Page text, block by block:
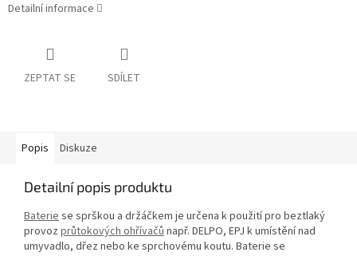
Detailní informace
ZEPTAT SE SDÍLET
Popis Diskuze
Detailní popis produktu
Bateriese sprškou a držáčkem je určena k použití pro beztlaký
provoz průtokových ohřívačůnapř. DELPO, EPJ k umístění nad
umyvadlo, dřez nebo ke sprchovému koutu. Baterie se